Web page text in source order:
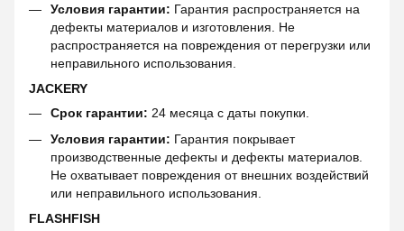
Условия гарантии: Гарантия распространяется на
дефекты материалов и изготовления. Не
распространяется на повреждения от перегрузки или
неправильного использования.
JACKERY
Срок гарантии: 24 месяца с даты покупки.
Условия гарантии: Гарантия покрывает
производственные дефекты и дефекты материалов.
Не охватывает повреждения от внешних воздействий
или неправильного использования.
FLASHFISH